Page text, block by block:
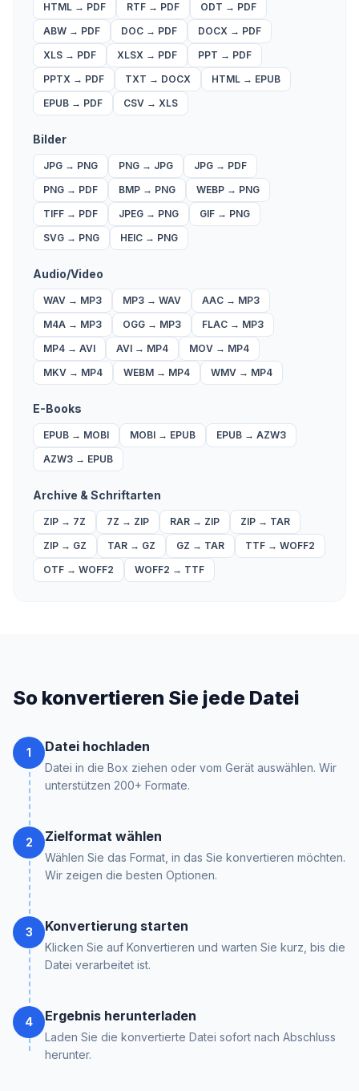
HTML → PDF RTF → PDF ODT → PDF
ABW → PDF DOC → PDF DOCX → PDF
XLS → PDF XLSX → PDF PPT → PDF
PPTX → PDF TXT → DOCX HTML → EPUB
EPUB → PDF CSV → XLS
Bilder
JPG → PNG PNG → JPG JPG → PDF
PNG → PDF BMP → PNG WEBP → PNG
TIFF → PDF JPEG → PNG GIF → PNG
SVG → PNG HEIC → PNG
Audio/Video
WAV → MP3 MP3 → WAV AAC → MP3
M4A → MP3 OGG → MP3 FLAC → MP3
MP4 → AVI AVI → MP4 MOV → MP4
MKV → MP4 WEBM → MP4 WMV → MP4
E-Books
EPUB → MOBI MOBI → EPUB EPUB → AZW3
AZW3 → EPUB
Archive & Schriftarten
ZIP → 7Z 7Z → ZIP RAR → ZIP ZIP → TAR
ZIP → GZ TAR → GZ GZ → TAR TTF → WOFF2
OTF → WOFF2 WOFF2 → TTF
So konvertieren Sie jede Datei
1 Datei hochladen
Datei in die Box ziehen oder vom Gerät auswählen. Wir
unterstützen 200+ Formate.
2 Zielformat wählen
Wählen Sie das Format, in das Sie konvertieren möchten.
Wir zeigen die besten Optionen.
3 Konvertierung starten
Klicken Sie auf Konvertieren und warten Sie kurz, bis die
Datei verarbeitet ist.
4 Ergebnis herunterladen
Laden Sie die konvertierte Datei sofort nach Abschluss
herunter.